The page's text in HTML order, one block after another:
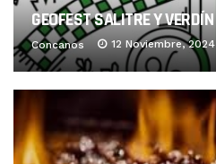
GEOFEST SALITRE Y VERDÍN
Concanos 12 Noviembre, 2024